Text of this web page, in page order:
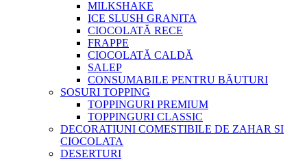
MILKSHAKE
ICE SLUSH GRANITA
CIOCOLATĂ RECE
FRAPPE
CIOCOLATĂ CALDĂ
SALEP
CONSUMABILE PENTRU BĂUTURI
SOSURI TOPPING
TOPPINGURI PREMIUM
TOPPINGURI CLASSIC
DECORATIUNI COMESTIBILE DE ZAHAR SI
CIOCOLATA
DESERTURI